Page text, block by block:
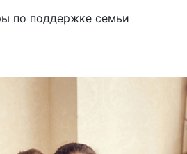
по поддержке семьи